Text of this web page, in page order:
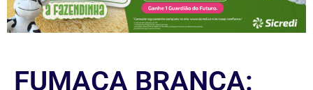
FUMAÇA BRANCA: